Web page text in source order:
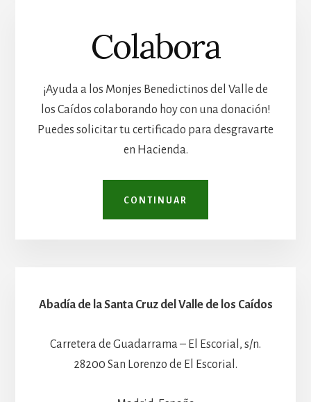
Colabora
¡Ayuda a los Monjes Benedictinos del Valle de
los Caídos colaborando hoy con una donación!
Puedes solicitar tu certificado para desgravarte
en Hacienda.
CONTINUAR
Abadía de la Santa Cruz del Valle de los Caídos
Carretera de Guadarrama – El Escorial, s/n.
28200 San Lorenzo de El Escorial.